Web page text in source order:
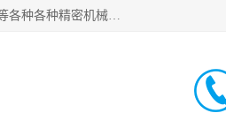
公司主要承接深圳精密零配件加工,非标零部配件加工,家具零配件加工,治具零配件加工,安徽精密零配件加工等各种各种精密机械加工，欢迎来来电咨询！